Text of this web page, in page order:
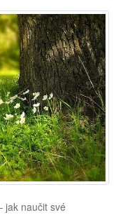
jak naučit své